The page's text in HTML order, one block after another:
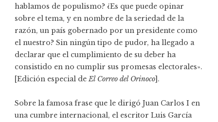
hablamos de populismo? ¿Es que puede opinar
sobre el tema, y en nombre de la seriedad de la
razón, un país gobernado por un presidente como
el nuestro? Sin ningún tipo de pudor, ha llegado a
declarar que el cumplimiento de su deber ha
consistido en no cumplir sus promesas electorales».
[Edición especial deEl Correo del Orinoco] .
Sobre la famosa frase que le dirigó Juan Carlos I en
una cumbre internacional, el escritor Luis García